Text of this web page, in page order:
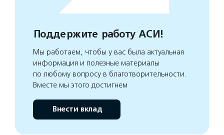
Поддержите работу АСИ!
Мы работаем, чтобы у вас была актуальная
информация и полезные материалы
по любому вопросу в благотворительности.
Вместе мы этого достигнем
Внести вклад